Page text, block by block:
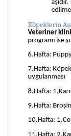
Köpeklerin
Veteriner
programı ise
6.Hafta:
7.Hafta:
uygulanması
8.Hafta:
9.Hafta:
10.Hafta: